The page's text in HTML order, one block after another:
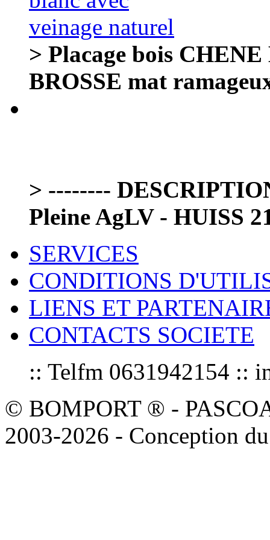
> Placage bois
BROSSE mat
> --------
Pleine AgLV - HUISS
SERVICES
CONDITIONS
LIENS ET
CONTACTS SOCIETE
:: Telfm 0631942154 ::
© BOMPORT ® -
2003-2026 - Conception